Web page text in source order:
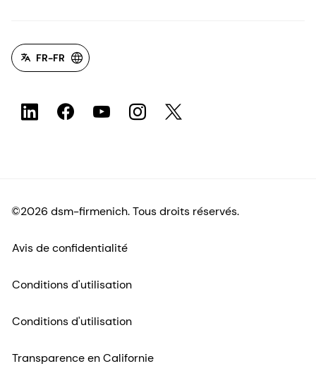
FR-FR
©2026 dsm-firmenich. Tous droits réservés.
Avis de confidentialité
Conditions d'utilisation
Conditions d'utilisation
Transparence en Californie